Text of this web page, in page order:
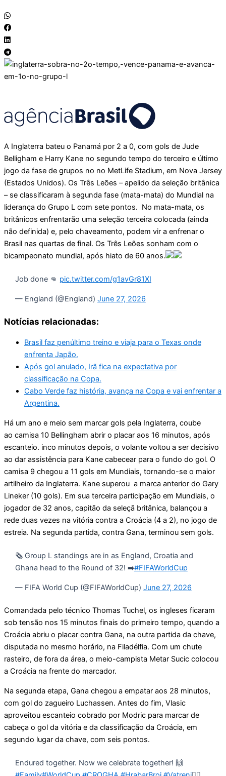
A Inglaterra bateu o Panamá por 2 a 0, com gols de Jude
Belligham e Harry Kane no segundo tempo do terceiro e último
jogo da fase de grupos no no MetLife Stadium, em Nova Jersey
(Estados Unidos). Os Três Leões – apelido da seleção britânica
– se classificaram à segunda fase (mata-mata) do Mundial na
liderança do Grupo L com sete pontos. No mata-mata, os
britânicos enfrentarão uma seleção terceira colocada (ainda
não definida) e, pelo chaveamento, podem vir a enfrenar o
Brasil nas quartas de final. Os Três Leões sonham com o
bicampeonato mundial, após hiato de 60 anos.
Job done 👊 pic.twitter.com/g1avGr81XI
— England (@England) June 27, 2026
Notícias relacionadas:
Brasil faz penúltimo treino e viaja para o Texas onde
enfrenta Japão.
Após gol anulado, Irã fica na expectativa por
classificação na Copa.
Cabo Verde faz história, avança na Copa e vai enfrentar a
Argentina.
Há um ano e meio sem marcar gols pela Inglaterra, coube
ao camisa 10 Bellingham abrir o placar aos 16 minutos, após
escanteio. inco minutos depois, o volante voltou a ser decisivo
ao dar assistência para Kane cabecear para o fundo do gol. O
camisa 9 chegou a 11 gols em Mundiais, tornando-se o maior
artilheiro da Inglaterra. Kane superou a marca anterior do Gary
Lineker (10 gols). Em sua terceira participação em Mundiais, o
jogador de 32 anos, capitão da seleçã britânica, balançou a
rede duas vezes na vitória contra a Croácia (4 a 2), no jogo de
estreia. Na segunda partida, contra Gana, terminou sem gols.
🗞️ Group L standings are in as England, Croatia and
Ghana head to the Round of 32! ➡️#FIFAWorldCup
— FIFA World Cup (@FIFAWorldCup) June 27, 2026
Comandada pelo técnico Thomas Tuchel, os ingleses ficaram
sob tensão nos 15 minutos finais do primeiro tempo, quando a
Croácia abriu o placar contra Gana, na outra partida da chave,
disputada no mesmo horário, na Filadélfia. Com um chute
rasteiro, de fora da área, o meio-campista Metar Sucic colocou
a Croácia na frente do marcador.
Na segunda etapa, Gana chegou a empatar aos 28 minutos,
com gol do zagueiro Luchassen. Antes do fim, Vlasic
aproveitou escanteio cobrado por Modric para marcar de
cabeça o gol da vitória e da classificação da Croácia, em
segundo lugar da chave, com seis pontos.
Endured together. Now we celebrate together! 🙌